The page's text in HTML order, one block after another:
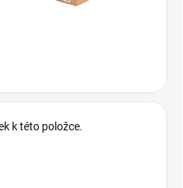
k této položce.